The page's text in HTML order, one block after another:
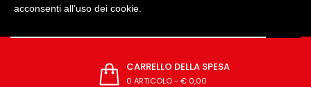
CARRELLO DELLA SPESA
0 ARTICOLO- € 0,00
acconsenti all’uso dei cookie.